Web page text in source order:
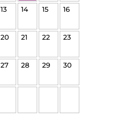
13 14 15 16
20 21 22 23
27 28 29 30